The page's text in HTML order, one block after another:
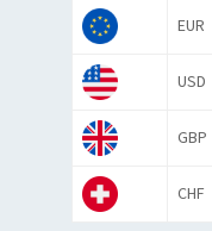
EUR
USD
GBP
CHF